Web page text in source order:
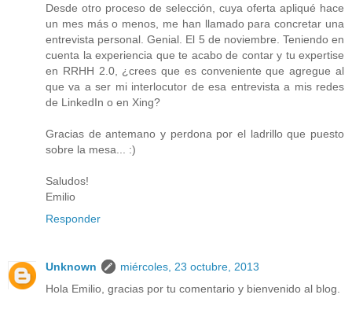
Desde otro proceso de selección, cuya oferta apliqué hace
un mes más o menos, me han llamado para concretar una
entrevista personal. Genial. El 5 de noviembre. Teniendo en
cuenta la experiencia que te acabo de contar y tu expertise
en RRHH 2.0, ¿crees que es conveniente que agregue al
que va a ser mi interlocutor de esa entrevista a mis redes
de LinkedIn o en Xing?
Gracias de antemano y perdona por el ladrillo que puesto
sobre la mesa... :)
Saludos!
Emilio
Responder
Unknown
miércoles, 23 octubre, 2013
Hola Emilio, gracias por tu comentario y bienvenido al blog.